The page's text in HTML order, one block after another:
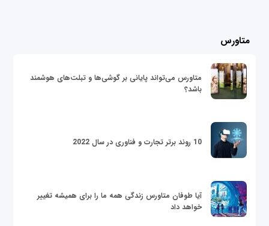
متاورس
متاورس می‌تواند پایانی بر گوشی‌ها و تبلت‌های هوشمند
باشد؟
10 روند برتر تجارت و فناوری در سال 2022
آیا طوفان متاورس زندگی همه ما را برای همیشه تغییر
خواهد داد